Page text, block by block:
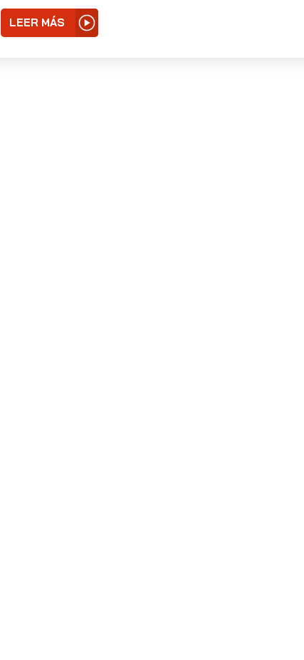
constante, y equipado con circuitos de alarma y apagado
automático por sobrecalentamiento, lo que garantiza un
control confiable y un uso seguro.
LEER MÁS